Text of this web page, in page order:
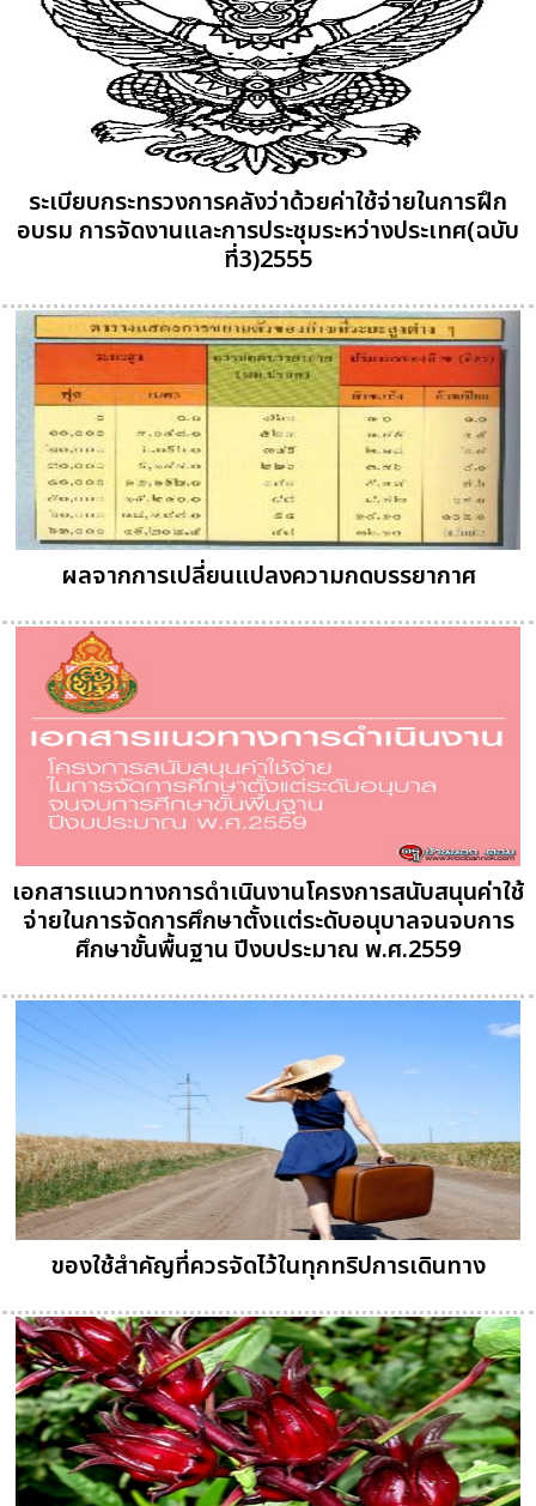
ระเบียบกระทรวงการคลังว่าด้วยค่าใช้จ่ายในการฝึก
อบรม การจัดงานและการประชุมระหว่างประเทศ(ฉบับ
ที่3)2555
ผลจากการเปลี่ยนแปลงความกดบรรยากาศ
เอกสารแนวทางการดำเนินงานโครงการสนับสนุนค่าใช้
จ่ายในการจัดการศึกษาตั้งแต่ระดับอนุบาลจนจบการ
ศึกษาขั้นพื้นฐาน ปีงบประมาณ พ.ศ.2559
ของใช้สำคัญที่ควรจัดไว้ในทุกทริปการเดินทาง